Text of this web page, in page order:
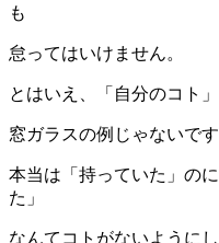
も
怠ってはいけません。
とはいえ、「自分のコト
窓ガラスの例じゃないです
本当は「持っていた」の
た」
なんてコトがないようにし